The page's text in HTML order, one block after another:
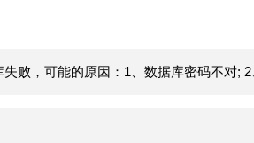
败，可能的原因：1、数据库密码不对; 2